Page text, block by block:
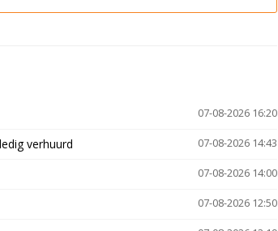
07-08-2026 16:20
07-08-2026 14:43
verhuurd
07-08-2026 14:00
07-08-2026 12:50